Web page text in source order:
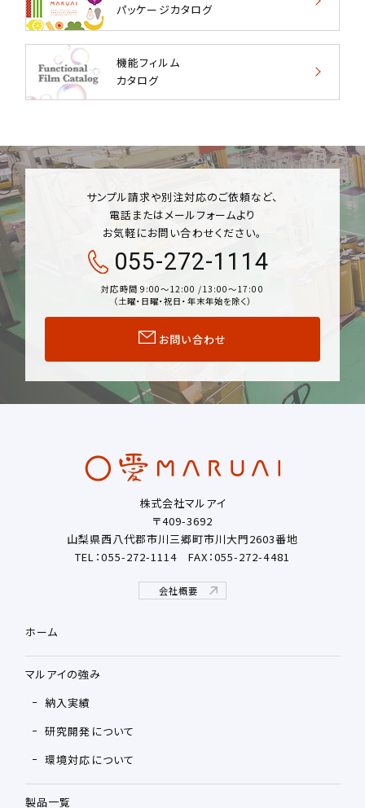
パッケージカタログ
機能フィルム
カタログ
サンプル請求や別注対応のご依頼など、
電話またはメールフォームより
お気軽にお問い合わせください。
055-272-1114
対応時間 9:00〜12:00 /13:00〜17:00
（土曜・日曜・祝日・年末年始を除く）
お問い合わせ
株式会社マルアイ
〒409-3692
山梨県西八代郡市川三郷町市川大門2603番地
TEL：055-272-1114FAX：055-272-4481
会社概要
ホーム
マルアイの強み
納入実績
研究開発について
環境対応について
製品一覧